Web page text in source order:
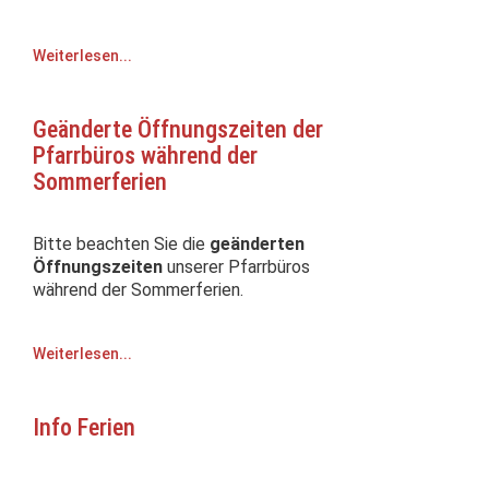
Weiterlesen...
Geänderte Öffnungszeiten der
Pfarrbüros während der
Sommerferien
Bitte beachten Sie die geänderten
Öffnungszeiten unserer Pfarrbüros
während der Sommerferien.
Weiterlesen...
Info Ferien